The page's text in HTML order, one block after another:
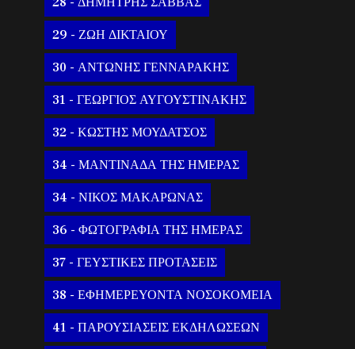
29 - ΖΩΗ ΔΙΚΤΑΙΟΥ
30 - ΑΝΤΩΝΗΣ ΓΕΝΝΑΡΑΚΗΣ
31 - ΓΕΩΡΓΙΟΣ ΑΥΓΟΥΣΤΙΝΑΚΗΣ
32 - ΚΩΣΤΗΣ ΜΟΥΔΑΤΣΟΣ
34 - ΜΑΝΤΙΝΑΔΑ ΤΗΣ ΗΜΕΡΑΣ
34 - ΝΙΚΟΣ ΜΑΚΑΡΩΝΑΣ
36 - ΦΩΤΟΓΡΑΦΙΑ ΤΗΣ ΗΜΕΡΑΣ
37 - ΓΕΥΣΤΙΚΕΣ ΠΡΟΤΑΣΕΙΣ
38 - ΕΦΗΜΕΡΕΥΟΝΤΑ ΝΟΣΟΚΟΜΕΙΑ
41 - ΠΑΡΟΥΣΙΑΣΕΙΣ ΕΚΔΗΛΩΣΕΩΝ